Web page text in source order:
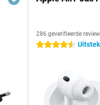
286 geverifieerde
4.5 sterren